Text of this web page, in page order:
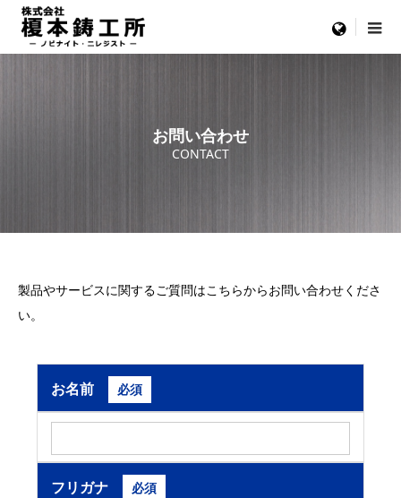
menu
お問い合わせ
CONTACT
製品やサービスに関するご質問はこちらからお問い合わせくださ
い。
お名前 必須
フリガナ 必須